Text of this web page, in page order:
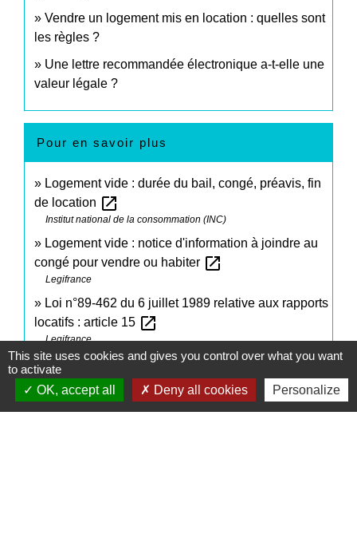
Vendre un logement mis en location : quelles sont
les règles ?
Une lettre recommandée électronique a-t-elle une
valeur légale ?
Pour en savoir plus
Logement vide : durée du bail, congé, préavis, fin
de location open_in_new
Institut national de la consommation (INC)
Logement vide : notice d'information à joindre au
congé pour vendre ou habiter open_in_new
Legifrance
Loi n°89-462 du 6 juillet 1989 relative aux rapports
locatifs : article 15 open_in_new
Legifrance
Loi n° 48-1360 du 1 septembre 1948 : article 13
open_in_new
Legifrance
This site uses cookies and gives you control over what you want
to activate
OK, accept all
Deny all cookies Personalize